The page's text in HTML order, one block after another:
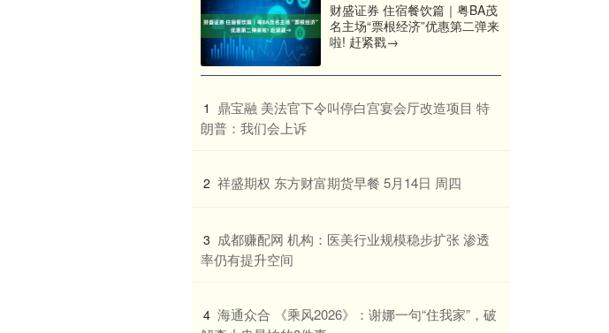
财盛证券 住宿餐饮篇｜粤BA茂
名主场“票根经济”优惠第二弹来
啦! 赶紧戳→
1 ​鼎宝融 美法官下令叫停白宫宴会厅改造项目 特
朗普：我们会上诉
2 ​祥盛期权 东方财富期货早餐 5月14日 周四
3 ​成都赚配网 机构：医美行业规模稳步扩张 渗透
率仍有提升空间
4 ​海通众合 《乘风2026》：谢娜一句“住我家”，破